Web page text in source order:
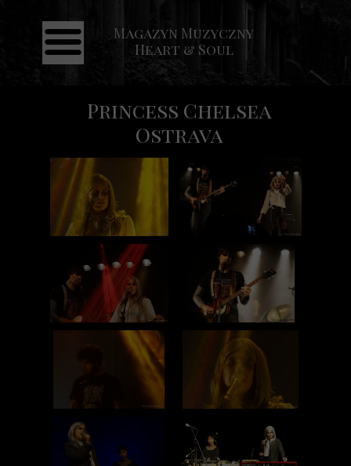
Strona główna
Aktualności
Galeria
Kontakt
Magazyn Muzyczny
Heart & Soul
Princess Chelsea
Ostrava